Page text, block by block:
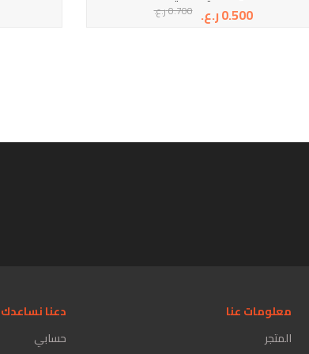
0.700ر.ع. 0.500ر.ع.
معلومات عنا
المتجر
دعنا نساعدك
حسابي